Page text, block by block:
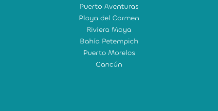
Puerto Aventuras
Playa del Carmen
Riviera Maya
Bahía Petempich
Puerto Morelos
Cancún